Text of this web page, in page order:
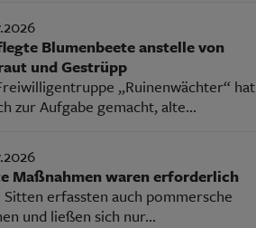
Blumenbeete anstelle von
und Gestrüpp
„Ruinenwächter“ hat
zur Aufgabe gemacht, alte...
Maßnahmen waren erforderlich
Sitten erfassten auch pommersche
und ließen sich nur...